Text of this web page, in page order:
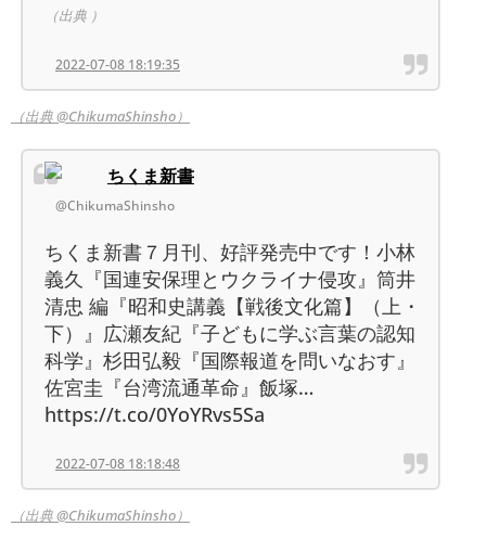
（出典 ）
2022-07-08 18:19:35
（出典 @ChikumaShinsho）
ちくま新書
@ChikumaShinsho
ちくま新書７月刊、好評発売中です！小林
義久『国連安保理とウクライナ侵攻』筒井
清忠 編『昭和史講義【戦後文化篇】（上・
下）』広瀬友紀『子どもに学ぶ言葉の認知
科学』杉田弘毅『国際報道を問いなおす』
佐宮圭『台湾流通革命』飯塚…
https://t.co/0YoYRvs5Sa
2022-07-08 18:18:48
（出典 @ChikumaShinsho）